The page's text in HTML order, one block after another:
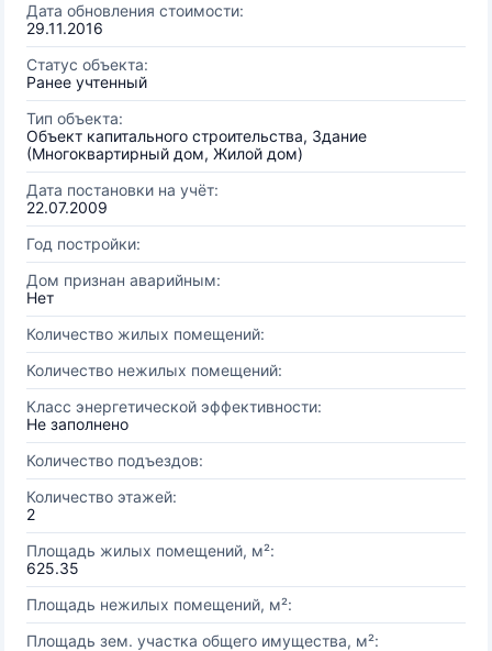
Дата обновления стоимости:
29.11.2016
Статус объекта:
Ранее учтенный
Тип объекта:
Объект капитального строительства, Здание
(Многоквартирный дом, Жилой дом)
Дата постановки на учёт:
22.07.2009
Год постройки:
Дом признан аварийным:
Нет
Количество жилых помещений:
Количество нежилых помещений:
Класс энергетической эффективности:
Не заполнено
Количество подъездов:
Количество этажей:
2
Площадь жилых помещений, м²:
625.35
Площадь нежилых помещений, м²:
Площадь зем. участка общего имущества, м²: